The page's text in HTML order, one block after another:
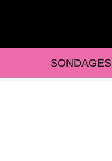
SONDAGES